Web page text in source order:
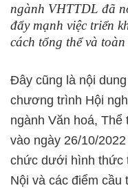
ngành VHTTDL đã
đẩy mạnh việc triển
cách tổng thể và toàn
Đây cũng là nội
chương trình Hội
ngành Văn hoá,
vào ngày 26/10/
chức dưới hình thức
Nội và các điểm cầu